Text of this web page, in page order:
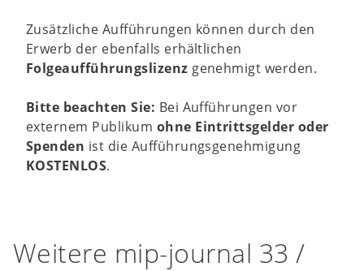
Zusätzliche Aufführungen können durch den
Erwerb der ebenfalls erhältlichen
Folgeaufführungslizenz genehmigt werden.
Bitte beachten Sie: Bei Aufführungen vor
externem Publikum ohne Eintrittsgelder oder
Spenden ist die Aufführungsgenehmigung
KOSTENLOS.
Weitere mip-journal 33 /